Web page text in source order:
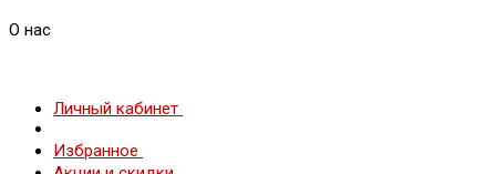
О нас
Личный кабинет
Избранное